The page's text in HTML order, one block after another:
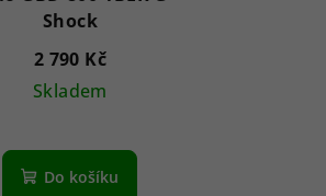
Shock
2 790 Kč
Skladem
Do košíku